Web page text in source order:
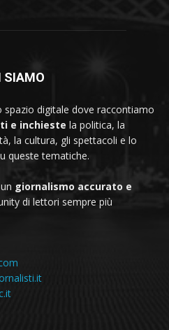
SIAMO
digitale dove raccontiamo
e inchieste la politica, la
la cultura, gli spettacoli e lo
queste tematiche.
giornalismo accurato e
di lettori sempre più